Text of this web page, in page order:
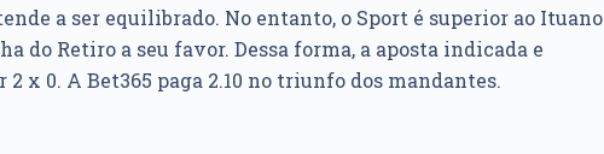
a ser equilibrado. No entanto, o Sport é superior ao Ituano
do Retiro a seu favor. Dessa forma, a aposta indicada e
x 0. A Bet365 paga 2.10 no triunfo dos mandantes.